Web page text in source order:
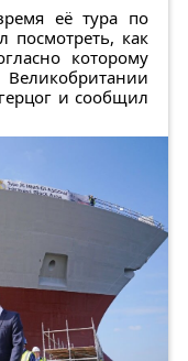
её тура по
посмотреть, как
которому
и сообщил